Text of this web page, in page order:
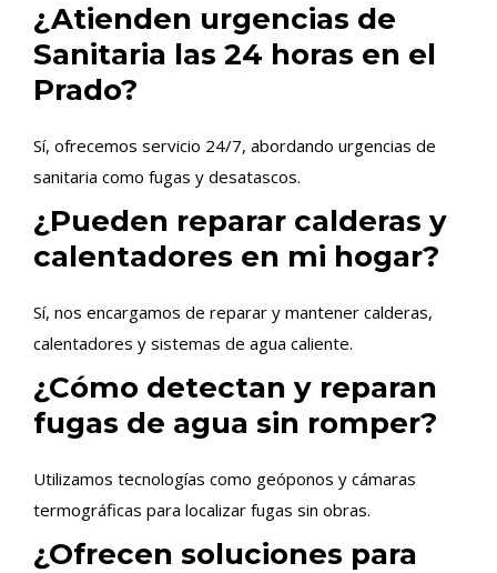
¿Atienden urgencias de
Sanitaria las 24 horas en el
Prado?
Sí, ofrecemos servicio 24/7, abordando urgencias de
sanitaria como fugas y desatascos.
¿Pueden reparar calderas y
calentadores en mi hogar?
Sí, nos encargamos de reparar y mantener calderas,
calentadores y sistemas de agua caliente.
¿Cómo detectan y reparan
fugas de agua sin romper?
Utilizamos tecnologías como geóponos y cámaras
termográficas para localizar fugas sin obras.
¿Ofrecen soluciones para